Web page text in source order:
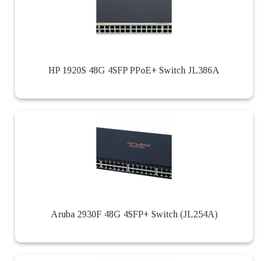
HP 1920S 48G 4SFP PPoE+ Switch JL386A
Aruba 2930F 48G 4SFP+ Switch (JL254A)